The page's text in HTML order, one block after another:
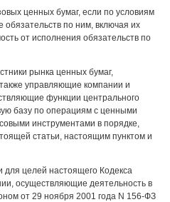
ценных бумаг, если по условиям
по ним, включая их
от исполнения обязательств по
рынка ценных бумаг,
управляющие компании и
функции центрального
базу по операциям с ценными
инструментами в порядке,
статьи, настоящим пунктом и
целей настоящего Кодекса
осуществляющие деятельность в
от 29 ноября 2001 года N 156-ФЗ